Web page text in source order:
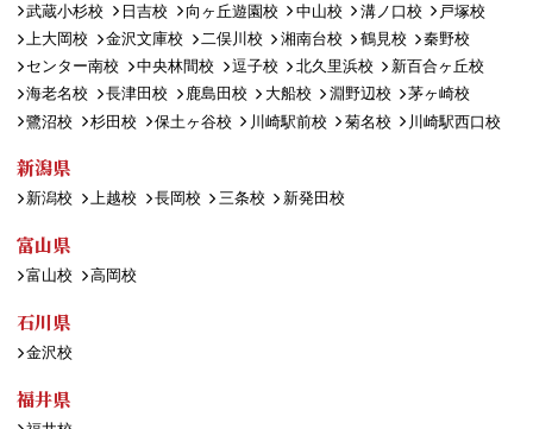
武蔵小杉校
日吉校 向ヶ丘遊園校 中山校 溝ノ口校
戸塚校
上大岡校
金沢文庫校 二俣川校 湘南台校 鶴見校
秦野校
センター南校
中央林間校 逗子校 北久里浜校
新百合ヶ丘校
海老名校
長津田校 鹿島田校 大船校 淵野辺校
茅ヶ崎校
鷺沼校
杉田校 保土ヶ谷校 川崎駅前校 菊名校 川崎駅西口校
新潟県
新潟校 上越校 長岡校 三条校 新発田校
富山県
富山校 高岡校
石川県
金沢校
福井県